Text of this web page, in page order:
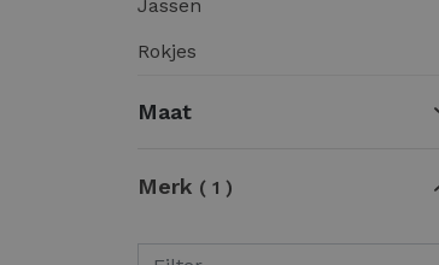
Jassen
Rokjes
Maat
Merk 1